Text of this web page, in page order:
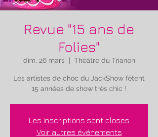
Revue "15 ans de
Folies"
dim. 26 mars Théâtre du Trianon
Les artistes de choc du JackShow fêtent
15 années de show très chic !
Les inscriptions sont closes
Voir autres événements